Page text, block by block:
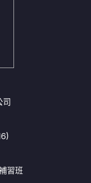
習班